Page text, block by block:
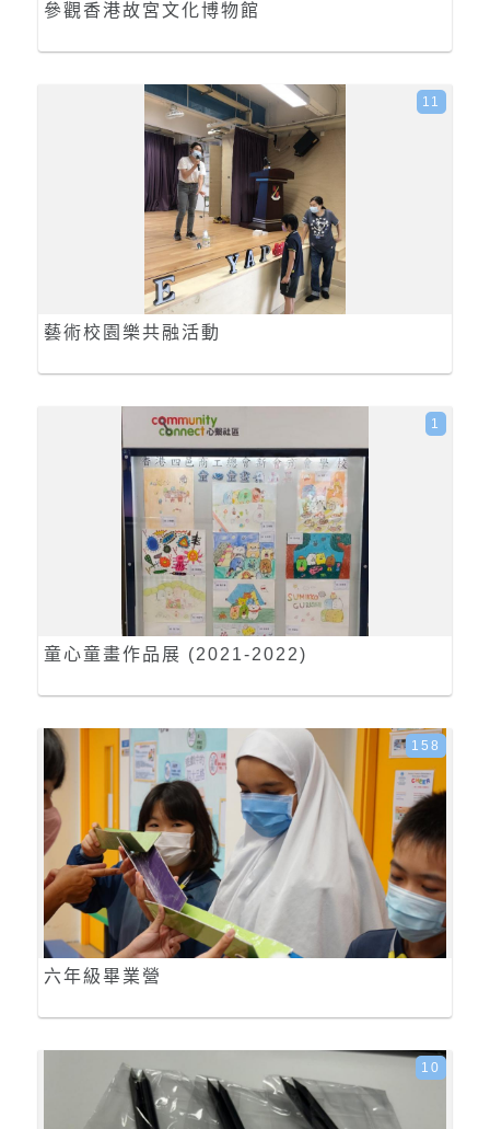
參觀香港故宮文化博物館
藝術校園樂共融活動
11
童心童畫作品展 (2021-2022)
1
六年級畢業營
158
10